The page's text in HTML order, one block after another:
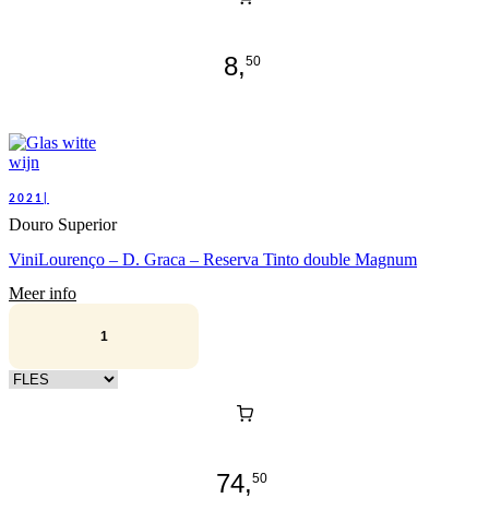
8,50
2021|
Douro Superior
ViniLourenço – D. Graca – Reserva Tinto double Magnum
Meer info
Kies verpakking
74,50